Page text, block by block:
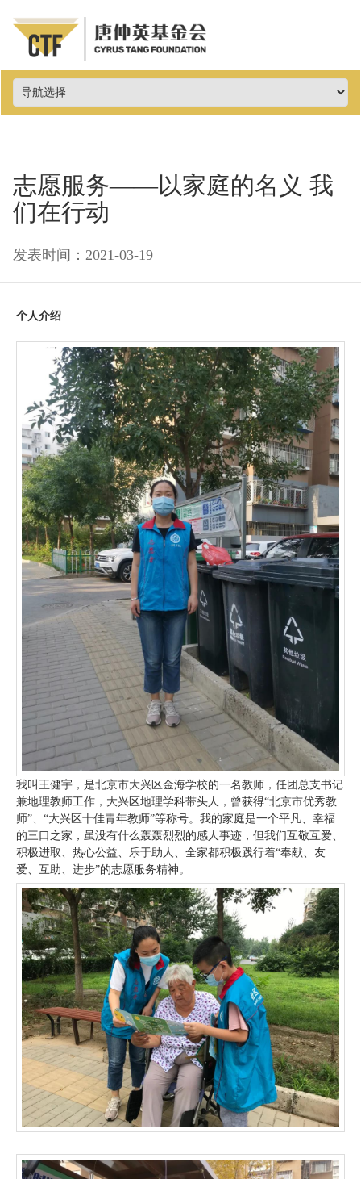
志愿服务——以家庭的名义 我
们在行动
发表时间：2021-03-19
个人介绍
我叫王健宇，是北京市大兴区金海学校的一名教师，任团总支书记
兼地理教师工作，大兴区地理学科带头人，曾获得“北京市优秀教
师”、“大兴区十佳青年教师”等称号。我的家庭是一个平凡、幸福
的三口之家，虽没有什么轰轰烈烈的感人事迹，但我们互敬互爱、
积极进取、热心公益、乐于助人、全家都积极践行着“奉献、友
爱、互助、进步”的志愿服务精神。